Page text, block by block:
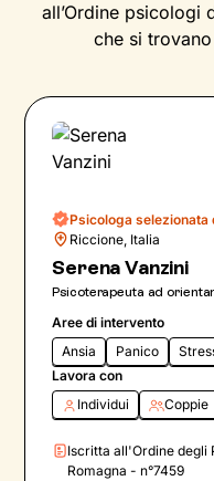
all’Ordine psicologi
che si
Psicologa selezionata
Riccione, Italia
Serena Vanzini
Psicoterapeuta ad
Aree di intervento
Ansia
Panico
Lavora con
Individui
Coppie
Iscritta all'Ordine degli
Romagna - n°7459